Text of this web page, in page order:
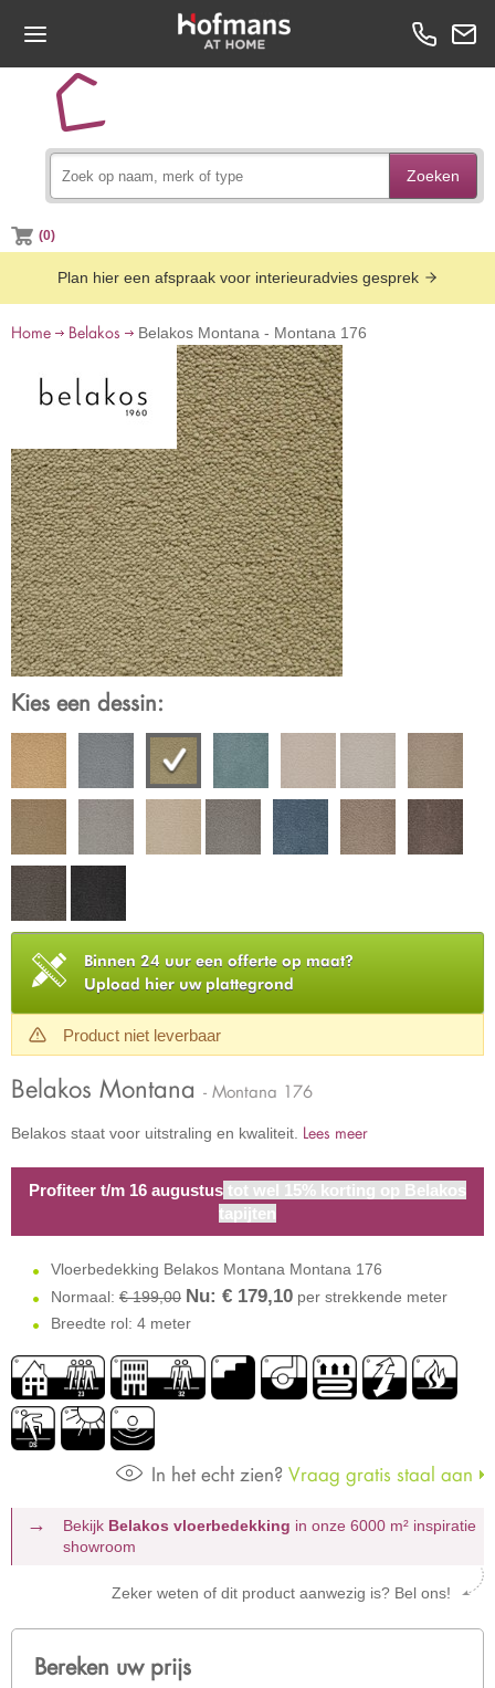
Zoeken
(0)
Plan hier een afspraak voor interieuradvies gesprek
Home Belakos Belakos Montana - Montana 176
Kies een dessin:
Binnen 24 uur een offerte op maat?
Upload hier uw plattegrond
Product niet leverbaar
Belakos Montana - Montana 176
Belakos staat voor uitstraling en kwaliteit. Lees meer
Profiteer t/m 16 augustus tot wel 15% korting op Belakos
tapijten
Vloerbedekking Belakos Montana Montana 176
Normaal: € 199,00 Nu: € 179,10 per strekkende meter
Breedte rol: 4 meter
In het echt zien? Vraag gratis staal aan
Bekijk Belakos vloerbedekking in onze 6000 m² inspiratie
showroom
Zeker weten of dit product aanwezig is? Bel ons!
Bereken uw prijs